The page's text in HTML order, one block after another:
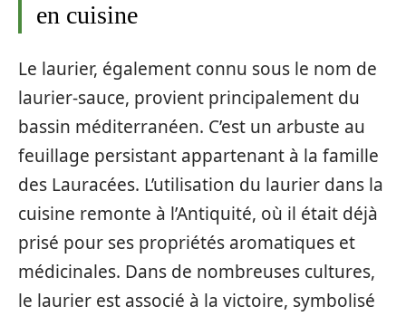
en cuisine
Le laurier, également connu sous le nom de
laurier-sauce, provient principalement du
bassin méditerranéen. C’est un arbuste au
feuillage persistant appartenant à la famille
des Lauracées. L’utilisation du laurier dans la
cuisine remonte à l’Antiquité, où il était déjà
prisé pour ses propriétés aromatiques et
médicinales. Dans de nombreuses cultures,
le laurier est associé à la victoire, symbolisé